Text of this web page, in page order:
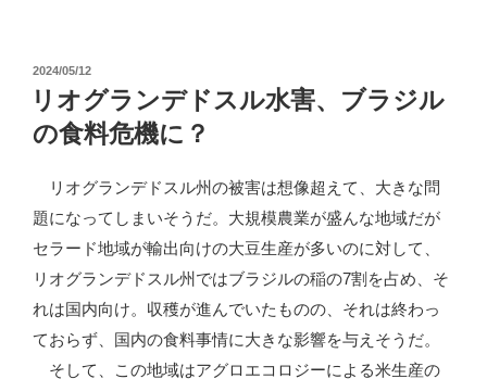
投
稿
日:
2024/05/12
リオグランデドスル水害、ブラジル
の食料危機に？
リオグランデドスル州の被害は想像超えて、大きな問
題になってしまいそうだ。大規模農業が盛んな地域だが
セラード地域が輸出向けの大豆生産が多いのに対して、
リオグランデドスル州ではブラジルの稲の7割を占め、そ
れは国内向け。収穫が進んでいたものの、それは終わっ
ておらず、国内の食料事情に大きな影響を与えそうだ。
そして、この地域はアグロエコロジーによる米生産の